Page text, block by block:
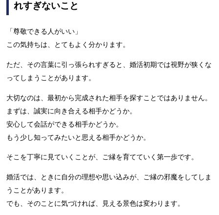
れすぎないこと
「尊敬できる人がいい」
この気持ちは、とてもよく分かります。
ただ、その言葉に引っ張られすぎると、婚活初期では視野が狭くな
ってしまうことがあります。
大切なのは、最初から完成された相手を探すことではありません。
まずは、誠実に向き合える相手かどうか。
安心して会話ができる相手かどうか。
もう少し知ってみたいと思える相手かどうか。
そこを丁寧に見ていくことが、ご縁を育てていく第一歩です。
婚活では、ときに自分の理想や思い込みが、ご縁の邪魔をしてしま
うことがあります。
でも、そのことに気づければ、見える景色は変わります。